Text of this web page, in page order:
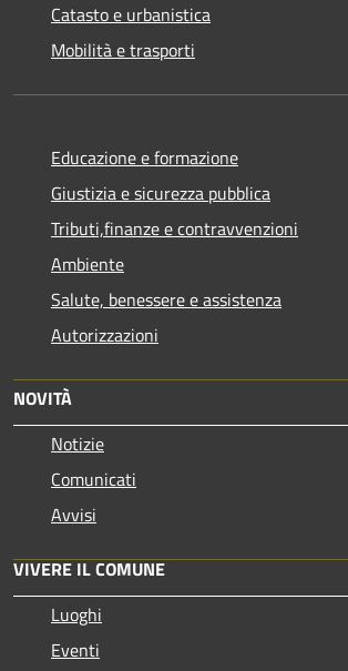
Catasto e urbanistica
Mobilità e trasporti
Educazione e formazione
Giustizia e sicurezza pubblica
Tributi,finanze e contravvenzioni
Ambiente
Salute, benessere e assistenza
Autorizzazioni
NOVITÀ
Notizie
Comunicati
Avvisi
VIVERE IL COMUNE
Luoghi
Eventi